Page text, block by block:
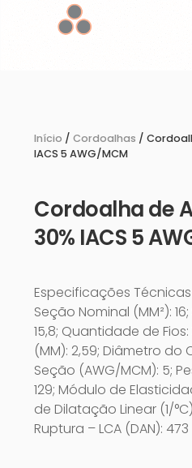
Início / Cordoalhas /
IACS 5 AWG/MCM
Cordoalha de
30% IACS 5
Especificações
Seção Nominal (MM²):
15,8; Quantidade de
(MM): 2,59; Diâmetro do
Seção (AWG/MCM): 5;
129; Módulo de
de Dilatação Linear (1/
Ruptura – LCA (DAN): 473